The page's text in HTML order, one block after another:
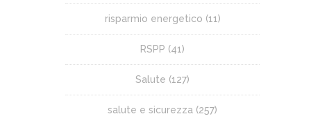
risparmio energetico (11)
RSPP (41)
Salute (127)
salute e sicurezza (257)